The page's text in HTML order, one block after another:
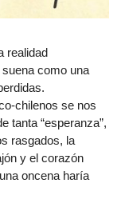
realidad
como una
chilenos se nos
tanta “esperanza”,
rasgados, la
y el corazón
oncena haría